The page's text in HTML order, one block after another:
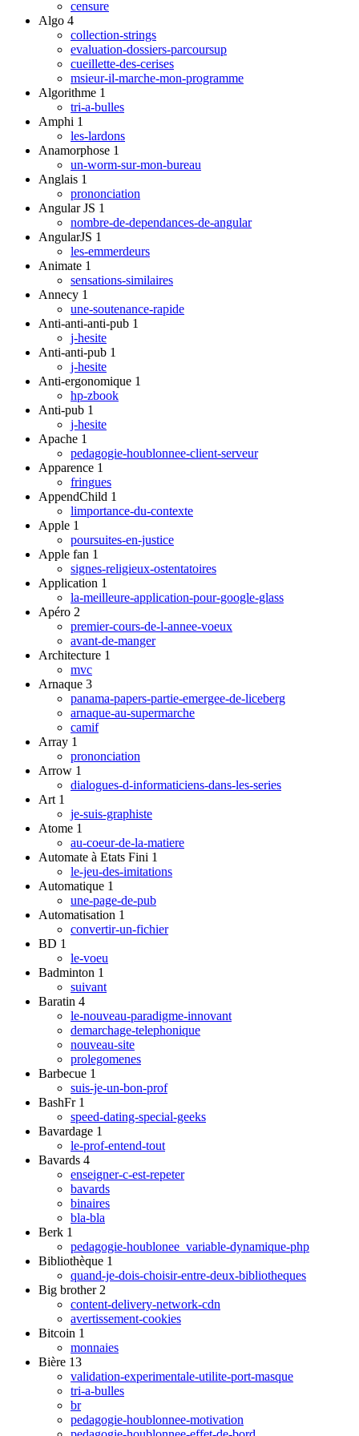
censure
Algo 4
collection-strings
evaluation-dossiers-parcoursup
cueillette-des-cerises
msieur-il-marche-mon-programme
Algorithme 1
tri-a-bulles
Amphi 1
les-lardons
Anamorphose 1
un-worm-sur-mon-bureau
Anglais 1
prononciation
Angular JS 1
nombre-de-dependances-de-angular
AngularJS 1
les-emmerdeurs
Animate 1
sensations-similaires
Annecy 1
une-soutenance-rapide
Anti-anti-anti-pub 1
j-hesite
Anti-anti-pub 1
j-hesite
Anti-ergonomique 1
hp-zbook
Anti-pub 1
j-hesite
Apache 1
pedagogie-houblonnee-client-serveur
Apparence 1
fringues
AppendChild 1
limportance-du-contexte
Apple 1
poursuites-en-justice
Apple fan 1
signes-religieux-ostentatoires
Application 1
la-meilleure-application-pour-google-glass
Apéro 2
premier-cours-de-l-annee-voeux
avant-de-manger
Architecture 1
mvc
Arnaque 3
panama-papers-partie-emergee-de-liceberg
arnaque-au-supermarche
camif
Array 1
prononciation
Arrow 1
dialogues-d-informaticiens-dans-les-series
Art 1
je-suis-graphiste
Atome 1
au-coeur-de-la-matiere
Automate à Etats Fini 1
le-jeu-des-imitations
Automatique 1
une-page-de-pub
Automatisation 1
convertir-un-fichier
BD 1
le-voeu
Badminton 1
suivant
Baratin 4
le-nouveau-paradigme-innovant
demarchage-telephonique
nouveau-site
prolegomenes
Barbecue 1
suis-je-un-bon-prof
BashFr 1
speed-dating-special-geeks
Bavardage 1
le-prof-entend-tout
Bavards 4
enseigner-c-est-repeter
bavards
binaires
bla-bla
Berk 1
pedagogie-houblonee_variable-dynamique-php
Bibliothèque 1
quand-je-dois-choisir-entre-deux-bibliotheques
Big brother 2
content-delivery-network-cdn
avertissement-cookies
Bitcoin 1
monnaies
Bière 13
validation-experimentale-utilite-port-masque
tri-a-bulles
br
pedagogie-houblonnee-motivation